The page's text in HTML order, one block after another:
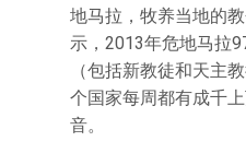
地马拉，牧养当地的
示，2013年危地马拉
（包括新教徒和天主
个国家每周都有成千
音。